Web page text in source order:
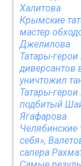
Халитова
Крымские
мастер
Джелилова
Татары-
диверсантов
уничтожил
Татары-
подбитый
Ягафарова
Челябинские
себя»,
сапера